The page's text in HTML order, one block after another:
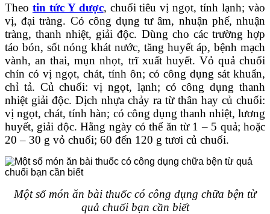
Theo tin tức Y dược, chuối tiêu vị ngọt, tính lạnh; vào
vị, đại tràng. Có công dụng tư âm, nhuận phế, nhuận
tràng, thanh nhiệt, giải độc. Dùng cho các trường hợp
táo bón, sốt nóng khát nước, tăng huyết áp, bệnh mạch
vành, an thai, mụn nhọt, trĩ xuất huyết. Vỏ quả chuối
chín có vị ngọt, chát, tính ôn; có công dụng sát khuẩn,
chỉ tả. Củ chuối: vị ngọt, lạnh; có công dụng thanh
nhiệt giải độc. Dịch nhựa chảy ra từ thân hay củ chuối:
vị ngọt, chát, tính hàn; có công dụng thanh nhiệt, lương
huyết, giải độc. Hằng ngày có thể ăn từ 1 – 5 quả; hoặc
20 – 30 g vỏ chuối; 60 đến 120 g tươi củ chuối.
Một số món ăn bài thuốc có công dụng chữa bện từ
quả chuối bạn cần biết